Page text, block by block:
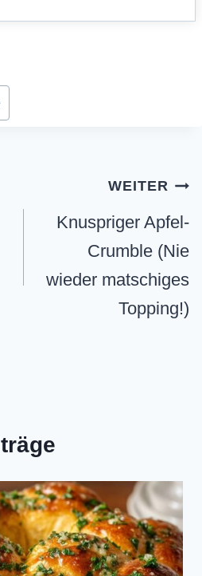
WEITER
Knuspriger Apfel-
Crumble (Nie
wieder matschiges
Topping!)